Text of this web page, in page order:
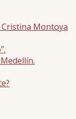
Cristina Montoya